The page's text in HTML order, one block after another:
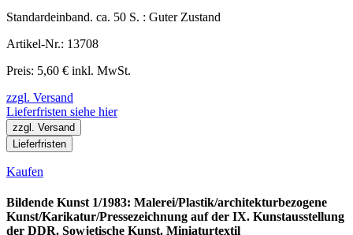
Standardeinband. ca. 50 S. : Guter Zustand
Artikel-Nr.: 13708
Preis: 5,60 € inkl. MwSt.
zzgl. Versand
Lieferfristen siehe hier
zzgl. Versand
Lieferfristen
Kaufen
Bildende Kunst 1/1983: Malerei/Plastik/architekturbezogene
Kunst/Karikatur/Pressezeichnung auf der IX. Kunstausstellung
der DDR. Sowjetische Kunst. Miniaturtextil